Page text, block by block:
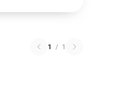
1 / 1